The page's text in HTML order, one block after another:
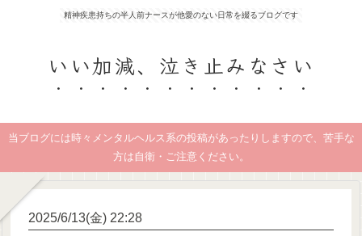
精神疾患持ちの半人前ナースが他愛のない日常を綴るブログです
いい加減、泣き止みなさい
当ブログには時々メンタルヘルス系の投稿があったりしますので、苦手な
方は自衛・ご注意ください。
2025/6/13(金) 22:28